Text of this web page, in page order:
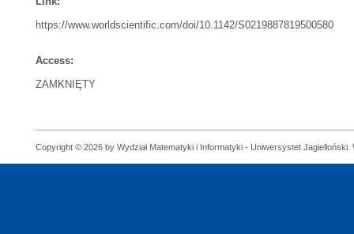
https://www.worldscientific.com/doi/10.1142/S0219887819500580
Access:
ZAMKNIĘTY
Copyright © 2026 by Wydział Matematyki i Informatyki - Uniwersystet